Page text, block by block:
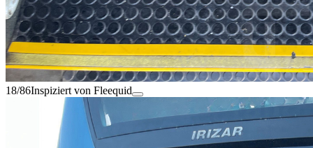
18/86Inspiziert von Fleequid